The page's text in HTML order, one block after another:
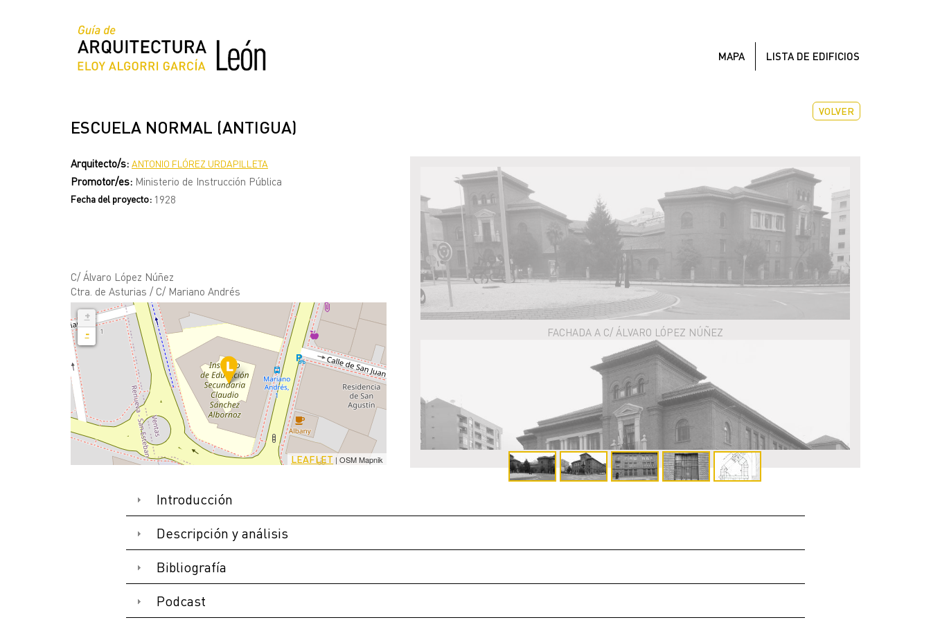
MAPA LISTA DE EDIFICIOS
VOLVER
ESCUELA NORMAL (ANTIGUA)
Arquitecto/s: ANTONIO FLÓREZ URDAPILLETA
Promotor/es: Ministerio de Instrucción Pública
Fecha del proyecto: 1928
C/ Álvaro López Núñez
Ctra. de Asturias / C/ Mariano Andrés
+
-
LEAFLET | OSM Mapnik
FACHADA A C/ ÁLVARO LÓPEZ NÚÑEZ
Introducción
Descripción y análisis
Bibliografía
Podcast